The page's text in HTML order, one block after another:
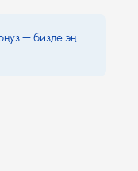
— бизде эң